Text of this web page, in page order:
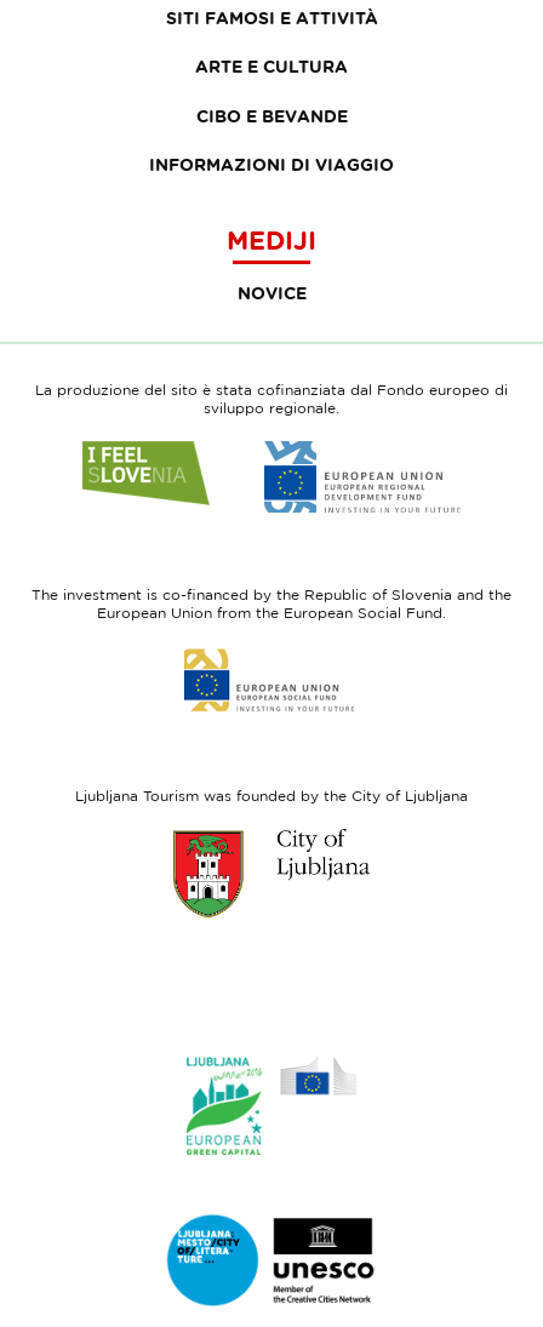
SITI FAMOSI E ATTIVITÀ
ARTE E CULTURA
CIBO E BEVANDE
INFORMAZIONI DI VIAGGIO
MEDIJI
NOVICE
La produzione del sito è stata cofinanziata dal Fondo europeo di
sviluppo regionale.
to
website
to
website
Fund
The investment is co-financed by the Republic of Slovenia and the
European Union from the European Social Fund.
to
website
Ljubljana Tourism was founded by the City of Ljubljana
website
Ljubljana.si
-
European